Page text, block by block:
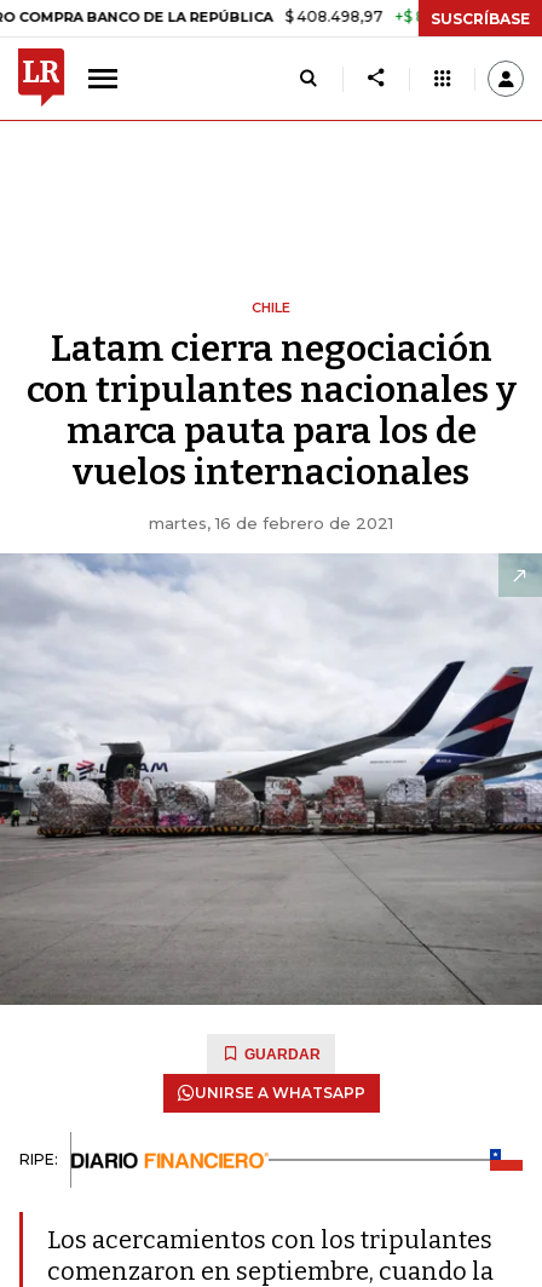
BANCO DE LA REPÚBLICA $ 408.498,97 +$ 8.753,81 +2,19% TASA
SUSCRÍBASE
CHILE
Latam cierra negociación
con tripulantes nacionales y
marca pauta para los de
vuelos internacionales
martes, 16 de febrero de 2021
GUARDAR
UNIRSE A WHATSAPP
RIPE:
Los acercamientos con los tripulantes
comenzaron en septiembre, cuando la